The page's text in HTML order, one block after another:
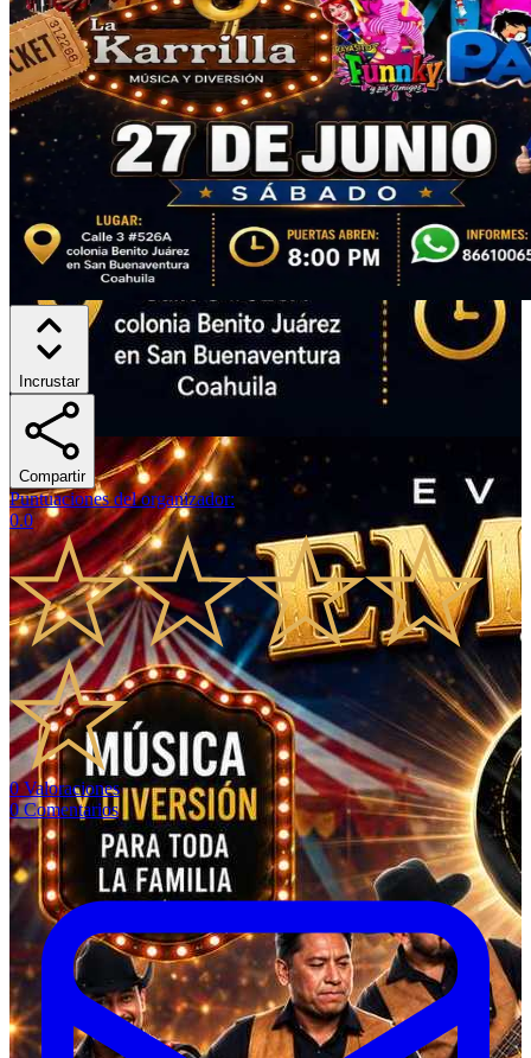
Incrustar
Compartir
Puntuaciones del organizador:
0.0
0 Valoraciones
0 Comentarios